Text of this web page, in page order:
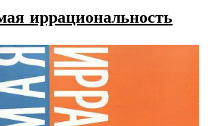
иррациональность